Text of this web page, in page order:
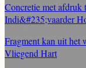
Concretie met afdruk
Indi&#235;vaarder
Fragment kan uit het
Vliegend Hart